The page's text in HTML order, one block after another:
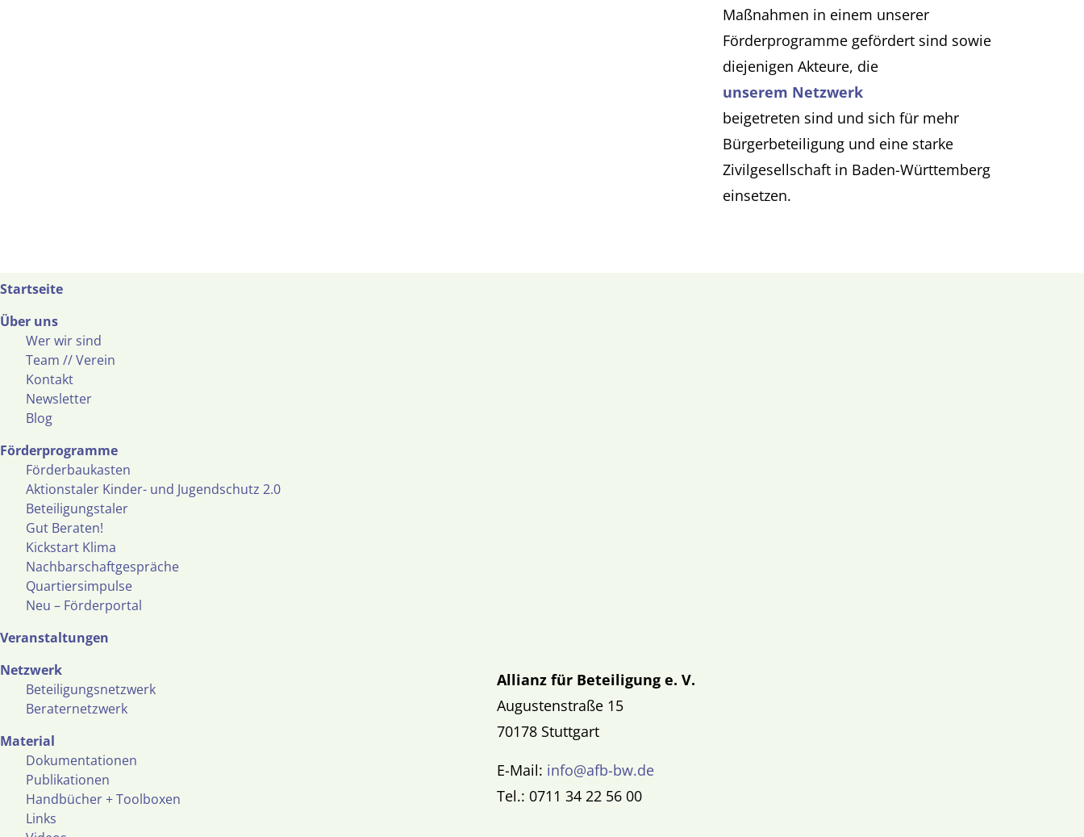
Maßnahmen in einem unserer
Förderprogramme gefördert sind sowie
diejenigen Akteure, die
unserem Netzwerk
beigetreten sind und sich für mehr
Bürgerbeteiligung und eine starke
Zivilgesellschaft in Baden-Württemberg
einsetzen.
Startseite
Über uns
Wer wir sind
Team // Verein
Kontakt
Newsletter
Blog
Förderprogramme
Förderbaukasten
Aktionstaler Kinder- und Jugendschutz 2.0
Beteiligungstaler
Gut Beraten!
Kickstart Klima
Nachbarschaftgespräche
Quartiersimpulse
Neu – Förderportal
Veranstaltungen
Netzwerk
Beteiligungsnetzwerk
Beraternetzwerk
Material
Dokumentationen
Publikationen
Handbücher + Toolboxen
Links
Allianz für Beteiligung e. V.
Augustenstraße 15
70178 Stuttgart
E-Mail: info@afb-bw.de
Tel.: 0711 34 22 56 00